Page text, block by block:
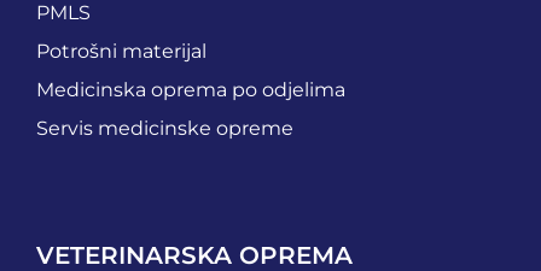
PMLS
Potrošni materijal
Medicinska oprema po odjelima
Servis medicinske opreme
VETERINARSKA OPREMA